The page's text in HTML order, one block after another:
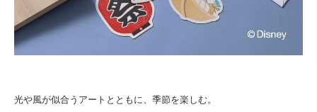
光や風が似合うアートとともに、季節を楽しむ。